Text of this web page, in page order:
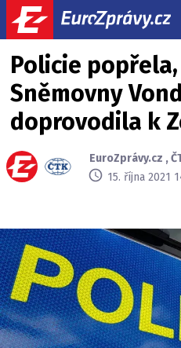
Policie
Sněmovny
doprovodila k
EuroZprávy.cz ,
15. října 2021